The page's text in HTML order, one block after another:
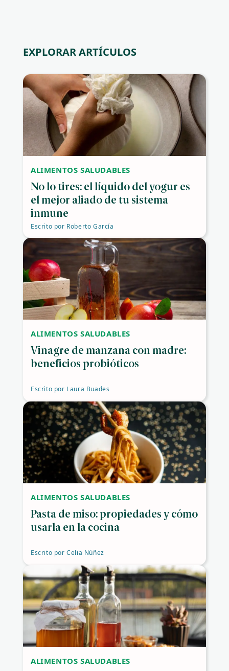
EXPLORAR ARTÍCULOS
ALIMENTOS SALUDABLES
No lo tires: el líquido del yogur es
el mejor aliado de tu sistema
inmune
Escrito por Roberto García
ALIMENTOS SALUDABLES
Vinagre de manzana con madre:
beneficios probióticos
Escrito por Laura Buades
ALIMENTOS SALUDABLES
Pasta de miso: propiedades y cómo
usarla en la cocina
Escrito por Celia Núñez
ALIMENTOS SALUDABLES